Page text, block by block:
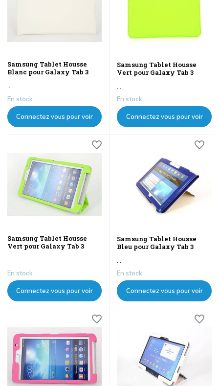
Samsung Tablet Housse
Blanc pour Galaxy Tab 3
...
En stock
Connectez vous pour voir
Samsung Tablet Housse
Vert pour Galaxy Tab 3
...
En stock
Connectez vous pour voir
Samsung Tablet Housse
Vert pour Galaxy Tab 3
En stock
Connectez vous pour voir
Samsung Tablet Housse
Bleu pour Galaxy Tab 3
En stock
Connectez vous pour voir